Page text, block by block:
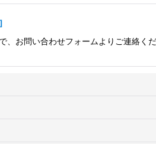
]
、お問い合わせフォームよりご連絡